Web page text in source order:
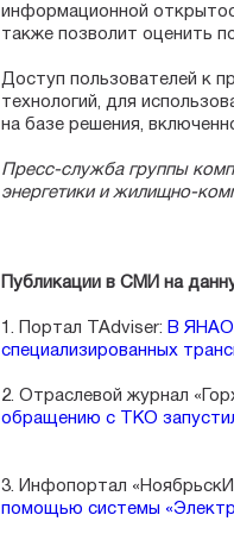
информационной
также позволит оценить
Доступ пользователей к
технологий, для
на базе решения,
Пресс-служба группы
энергетики и жилищно-
Публикации в СМИ на
1. Портал TAdviser: В ЯНАО
специализированных
2. Отраслевой журнал
обращению с ТКО
3. Инфопортал
помощью системы